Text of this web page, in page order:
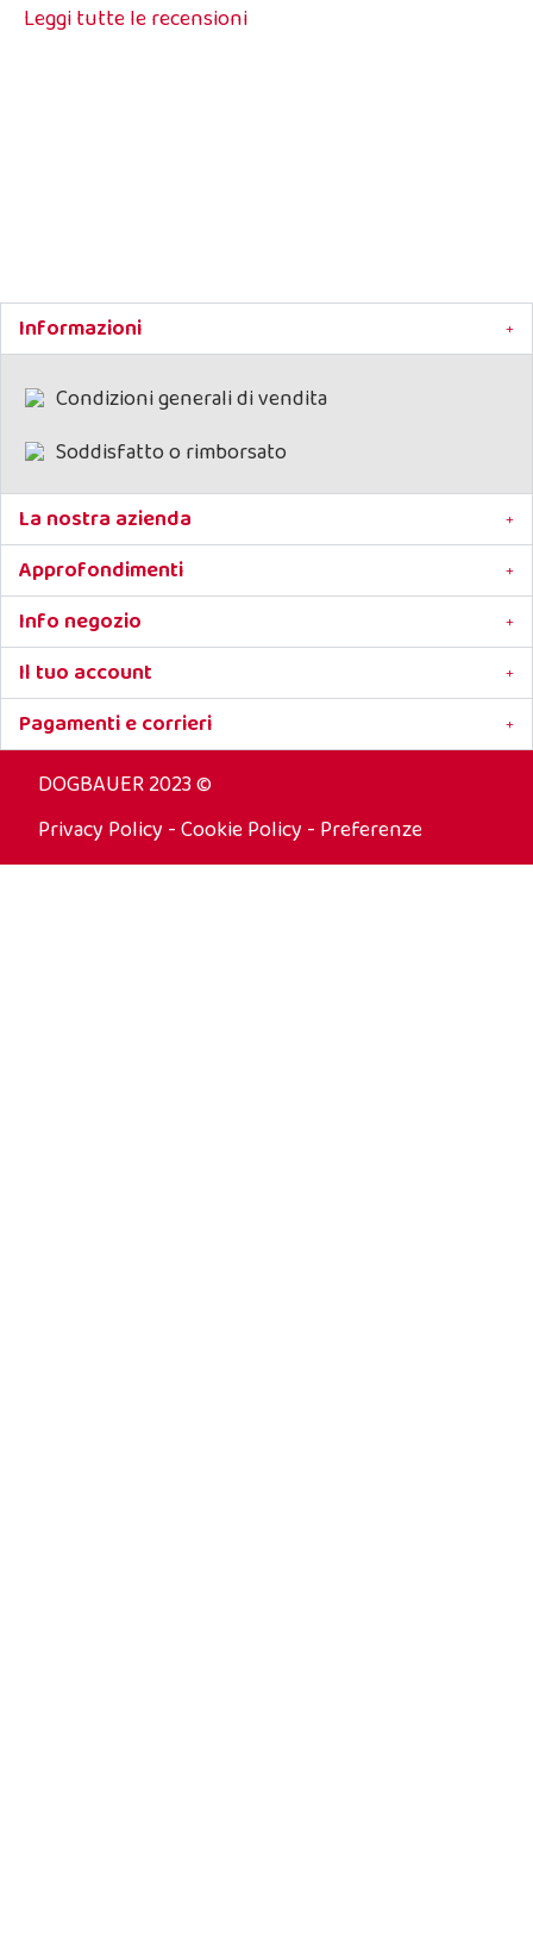
Leggi tutte le recensioni
lavabili dove sostano cani o altri
È possibile utilizzarlo su tutte le superfici lavabili
Profuma delicatamente senza dare fastidio
Nessun alone
Non è necessario il risciacquo
Flacone da 1 litro
Informazioni
Condizioni generali di vendita
Soddisfatto o rimborsato
La nostra azienda
Approfondimenti
Info negozio
Il tuo account
Pagamenti e corrieri
DOGBAUER 2023 ©
Privacy Policy -Cookie Policy - Preferenze